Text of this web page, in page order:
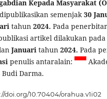
Kepada Masyarakat
semenjak30
tahun 2024. Pada
artikel dilakukan
Januari tahun 2024. Pada
penulis antaralain:
Darma.
doi.org/10.70404/orahua.v1i02